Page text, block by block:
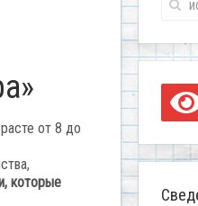
от 8 до
которые